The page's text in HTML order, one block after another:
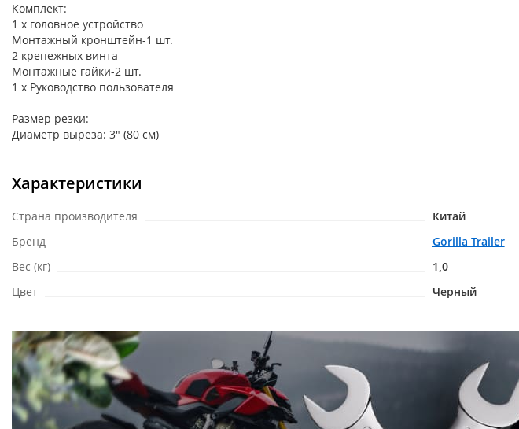
Комплект:
1 х головное устройство
Монтажный кронштейн-1 шт.
2 крепежных винта
Монтажные гайки-2 шт.
1 х Руководство пользователя
Размер резки:
Диаметр выреза: 3" (80 см)
Характеристики
Страна производителя
Китай
Бренд
Gorilla Trailer
Вес (кг)
1,0
Цвет
Черный